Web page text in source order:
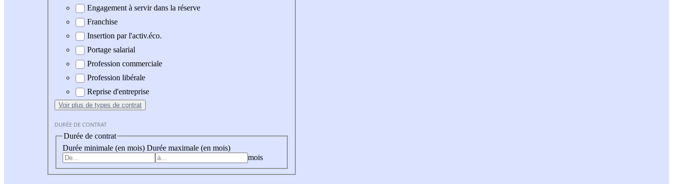
Engagement à servir dans la réserve
Franchise
Insertion par l'activ.éco.
Portage salarial
Profession commerciale
Profession libérale
Reprise d'entreprise
Voir plus de types de contrat
DURÉE DE CONTRAT
Durée de contrat
Durée minimale (en mois) Durée maximale (en mois)
mois